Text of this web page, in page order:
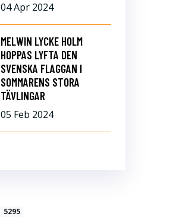
04 Apr 2024
MELWIN LYCKE HOLM
HOPPAS LYFTA DEN
SVENSKA FLAGGAN I
SOMMARENS STORA
TÄVLINGAR
05 Feb 2024
5295